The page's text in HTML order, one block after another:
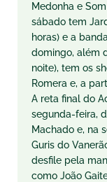
Medonha e
sábado tem
horas) e a
domingo, além
noite), tem os
Romera e, a
A reta final do
segunda-feira,
Machado e, na
Guris do
desfile pela
como João